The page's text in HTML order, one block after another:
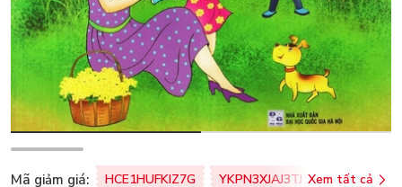
Mã giảm giá: HCE1HUFKIZ7G YKPN3XJAJ3TJ Xem tất cả